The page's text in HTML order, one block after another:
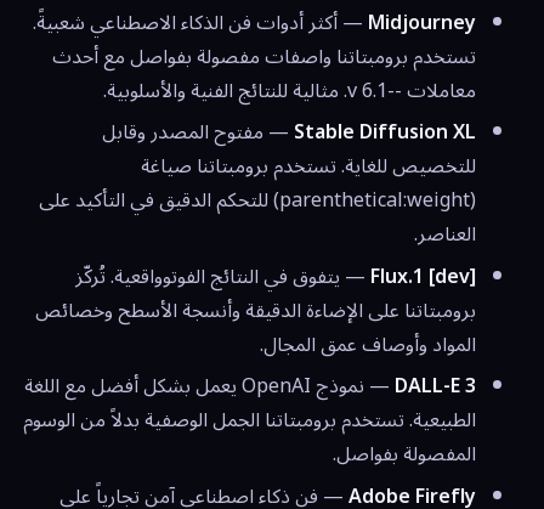
Midjourney— أكثر أدوات فن الذكاء الاصطناعي شعبيةً.
تستخدم برومبتاتنا واصفات مفصولة بفواصل مع أحدث
معاملات --v 6.1. مثالية للنتائج الفنية والأسلوبية.
Stable Diffusion XL— مفتوح المصدر وقابل
للتخصيص للغاية. تستخدم برومبتاتنا صياغة
(parenthetical:weight) للتحكم الدقيق في التأكيد على
العناصر.
Flux.1 [dev]— يتفوق في النتائج الفوتوواقعية. تُركّز
برومبتاتنا على الإضاءة الدقيقة وأنسجة الأسطح وخصائص
المواد وأوصاف عمق المجال.
DALL-E 3
— نموذج OpenAI يعمل بشكل أفضل مع اللغة
الطبيعية. تستخدم برومبتاتنا الجمل الوصفية بدلاً من الوسوم
المفصولة بفواصل.
Adobe Firefly— فن ذكاء اصطناعي آمن تجارياً على